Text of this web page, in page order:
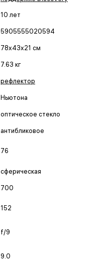
10 лет
5905555020594
78x43x21 см
7.63 кг
рефлектор
Ньютона
оптическое стекло
антибликовое
76
сферическая
700
152
f/9
9.0